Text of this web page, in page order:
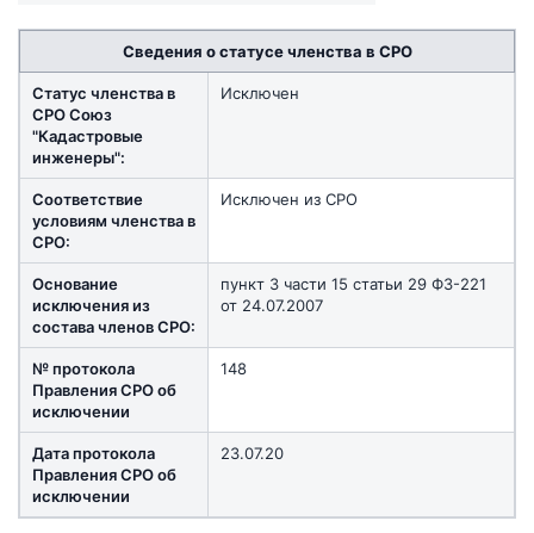
Сведения о статусе членства в СРО
Статус членства в
СРО Союз
"Кадастровые
инженеры":
Исключен
Соответствие
условиям членства в
СРО:
Исключен из СРО
Основание
исключения из
состава членов СРО:
пункт 3 части 15 статьи 29 ФЗ-221
от 24.07.2007
№ протокола
Правления СРО об
исключении
148
Дата протокола
Правления СРО об
исключении
23.07.20